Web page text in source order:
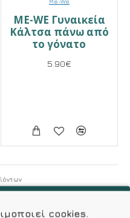
Me-We
ME-WE Γυναικεία
Κάλτσα πάνω από
το γόνατο
5.90€
cookies.